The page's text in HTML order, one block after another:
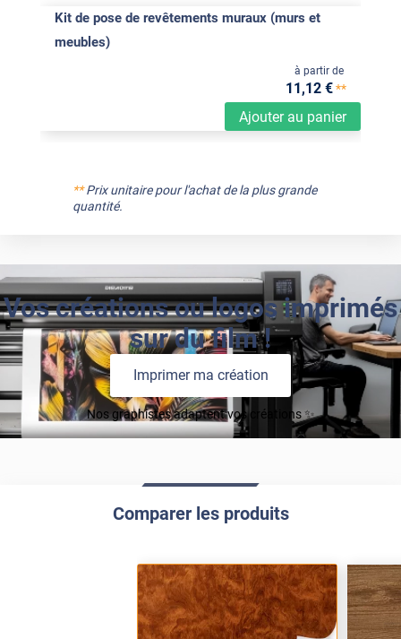
Kit de pose de revêtements muraux (murs et
meubles)
Ajouter au panier
à partir de
11,12 €**
**Prix unitaire pour l'achat de la plus grande
quantité.
Vos créations ou logos imprimés
sur du film !
Imprimer ma création
Nos graphistes adaptent vos créations ✨
Comparer les produits